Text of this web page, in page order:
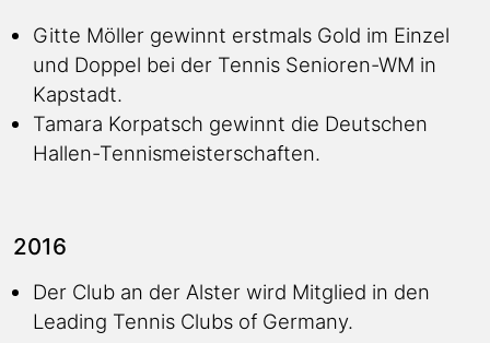
Gitte Möller gewinnt erstmals Gold im Einzel
und Doppel bei der Tennis Senioren-WM in
Kapstadt.
Tamara Korpatsch gewinnt die Deutschen
Hallen-Tennismeisterschaften.
2016
Der Club an der Alster wird Mitglied in den
Leading Tennis Clubs of Germany.